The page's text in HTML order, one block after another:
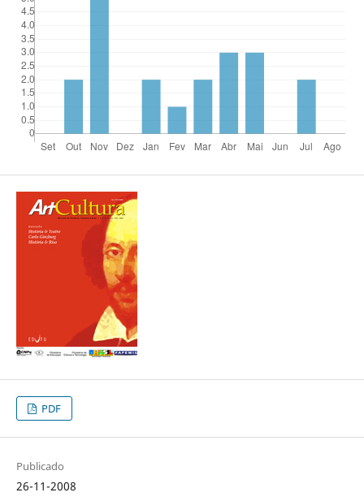
PDF
Publicado
26-11-2008